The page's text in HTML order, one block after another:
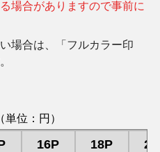
場合がありますので事前に
場合は、「フルカラー印
位：円）
16P 18P